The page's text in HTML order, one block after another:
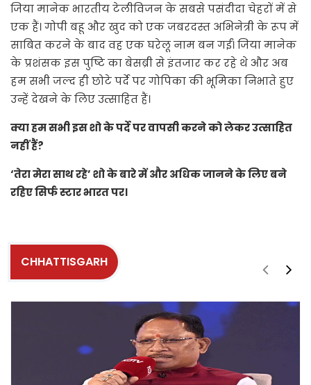
जिया मानेक भारतीय टेलीविजन के सबसे पसंदीदा चेहरों में से
एक हैं। गोपी बहू और खुद को एक जबरदस्त अभिनेत्री के रूप में
साबित करने के बाद वह एक घरेलू नाम बन गईं। जिया मानेक
के प्रशंसक इस पुष्टि का बेसब्री से इंतजार कर रहे थे और अब
हम सभी जल्द ही छोटे पर्दे पर गोपिका की भूमिका निभाते हुए
उन्हें देखने के लिए उत्साहित हैं।
क्या हम सभी इस शो के पर्दे पर वापसी करने को लेकर उत्साहित
नहीं हैं?
‘तेरा मेरा साथ रहे’ शो के बारे में और अधिक जानने के लिए बने
रहिए सिर्फ स्टार भारत पर।
CHHATTISGARH